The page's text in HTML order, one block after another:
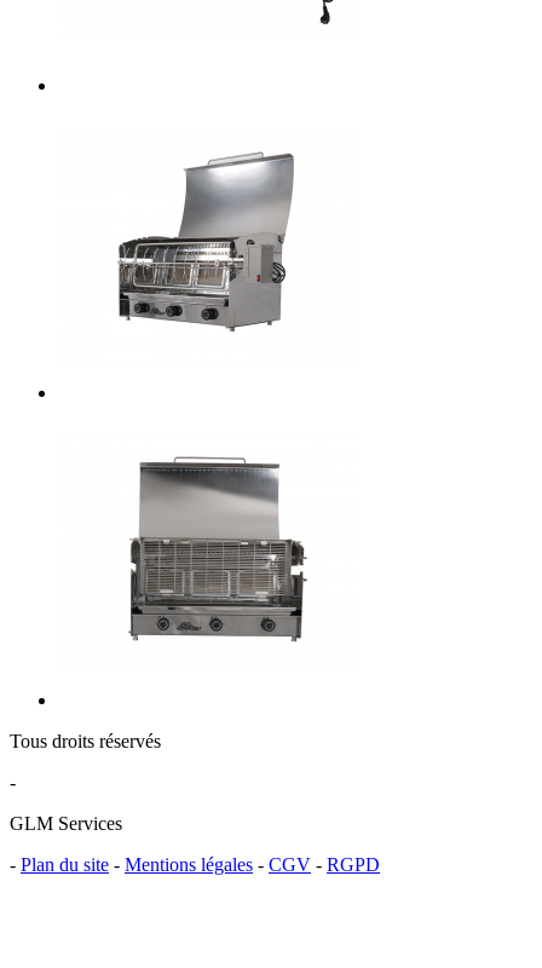
Tous droits réservés
-
GLM Services
- Plan du site - Mentions légales - CGV - RGPD